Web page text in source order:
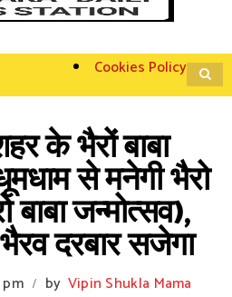
Cookies Policy
के भैरों बाबा
से मनेगी भैरो
बाबा जन्मोत्सव),
दरबार सजेगा
pm / by Vipin Shukla Mama